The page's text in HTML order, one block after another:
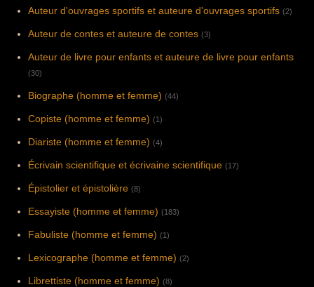
Auteur d'ouvrages sportifs et auteure d'ouvrages sportifs (2)
Auteur de contes et auteure de contes (3)
Auteur de livre pour enfants et auteure de livre pour enfants
(30)
Biographe (homme et femme) (44)
Copiste (homme et femme) (1)
Diariste (homme et femme) (4)
Écrivain scientifique et écrivaine scientifique (17)
Épistolier et épistolière (8)
Essayiste (homme et femme) (183)
Fabuliste (homme et femme) (1)
Lexicographe (homme et femme) (2)
Librettiste (homme et femme) (8)